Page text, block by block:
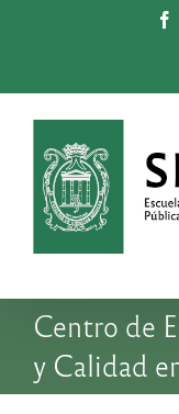
Centro de
y Calidad